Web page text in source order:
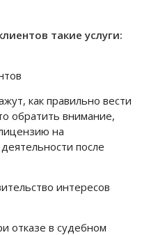
такие услуги:
как правильно вести
обратить внимание,
на
после
интересов
отказе в судебном